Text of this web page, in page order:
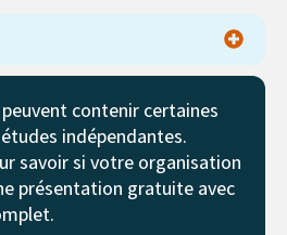
contenir certaines
indépendantes.
savoir si votre organisation
présentation gratuite avec